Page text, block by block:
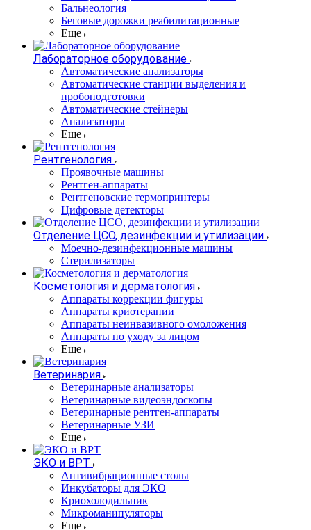
Бальнеология
Беговые дорожки реабилитационные
Еще
Лабораторное оборудование
Автоматические анализаторы
Автоматические станции выделения и
пробоподготовки
Автоматические стейнеры
Анализаторы
Еще
Рентгенология
Проявочные машины
Рентген-аппараты
Рентгеновские термопринтеры
Цифровые детекторы
Отделение ЦСО, дезинфекции и утилизации
Моечно-дезинфекционные машины
Стерилизаторы
Косметология и дерматология
Аппараты коррекции фигуры
Аппараты криотерапии
Аппараты неинвазивного омоложения
Аппараты по уходу за лицом
Еще
Ветеринария
Ветеринарные анализаторы
Ветеринарные видеоэндоскопы
Ветеринарные рентген-аппараты
Ветеринарные УЗИ
Еще
ЭКО и ВРТ
Антивибрационные столы
Инкубаторы для ЭКО
Криохолодильник
Микроманипуляторы
Еще